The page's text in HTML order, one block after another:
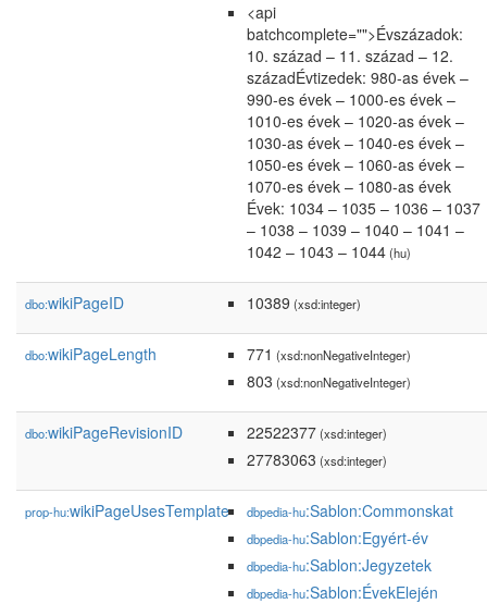
<api
batchcomplete="">Évszázadok:
10. század – 11. század – 12.
századÉvtizedek: 980-as évek –
990-es évek – 1000-es évek –
1010-es évek – 1020-as évek –
1030-as évek – 1040-es évek –
1050-es évek – 1060-as évek –
1070-es évek – 1080-as évek
Évek: 1034 – 1035 – 1036 – 1037
– 1038 – 1039 – 1040 – 1041 –
1042 – 1043 – 1044(hu)
dbo:wikiPageID 10389 (xsd:integer)
dbo:wikiPageLength 771 (xsd:nonNegativeInteger)
803 (xsd:nonNegativeInteger)
dbo:wikiPageRevisionID 22522377(xsd:integer)
27783063 (xsd:integer)
prop-hu:wikiPageUsesTemplate dbpedia-hu:Sablon:Commonskat
dbpedia-hu:Sablon:Egyért-év
dbpedia-hu:Sablon:Jegyzetek
dbpedia-hu:Sablon:ÉvekElején